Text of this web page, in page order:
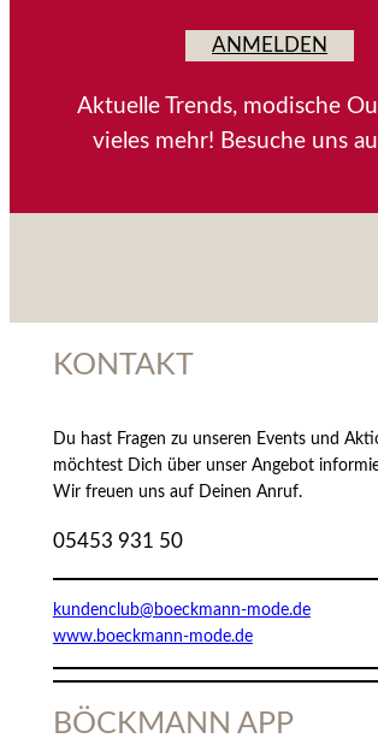
ANMELDEN
Aktuelle Trends, modische
vieles mehr! Besuche uns
KONTAKT
Du hast Fragen zu unseren Events und
möchtest Dich über unser Angebot
Wir freuen uns auf Deinen Anruf.
05453 931 50
kundenclub@boeckmann-mode.de
www.boeckmann-mode.de
BÖCKMANN APP